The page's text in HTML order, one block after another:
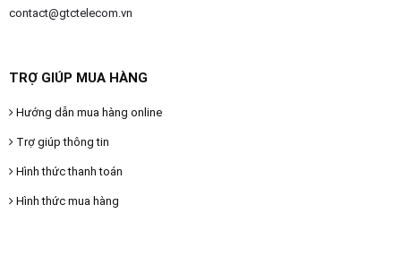
contact@gtctelecom.vn
TRỢ GIÚP MUA HÀNG
Hướng dẫn mua hàng online
Trợ giúp thông tin
Hình thức thanh toán
Hình thức mua hàng